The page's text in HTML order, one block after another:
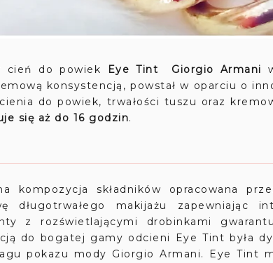
cień do powiek Eye Tint Giorgio Armani
konsystencją, powstał w oparciu o
do powiek, trwałości tuszu oraz
się aż do 16 godzin.
kompozycja składników opracowana
długotrwałego makijażu zapewniając
z rozświetlającymi drobinkami
do bogatej gamy odcieni Eye Tint była
pokazu mody Giorgio Armani. Eye Tint